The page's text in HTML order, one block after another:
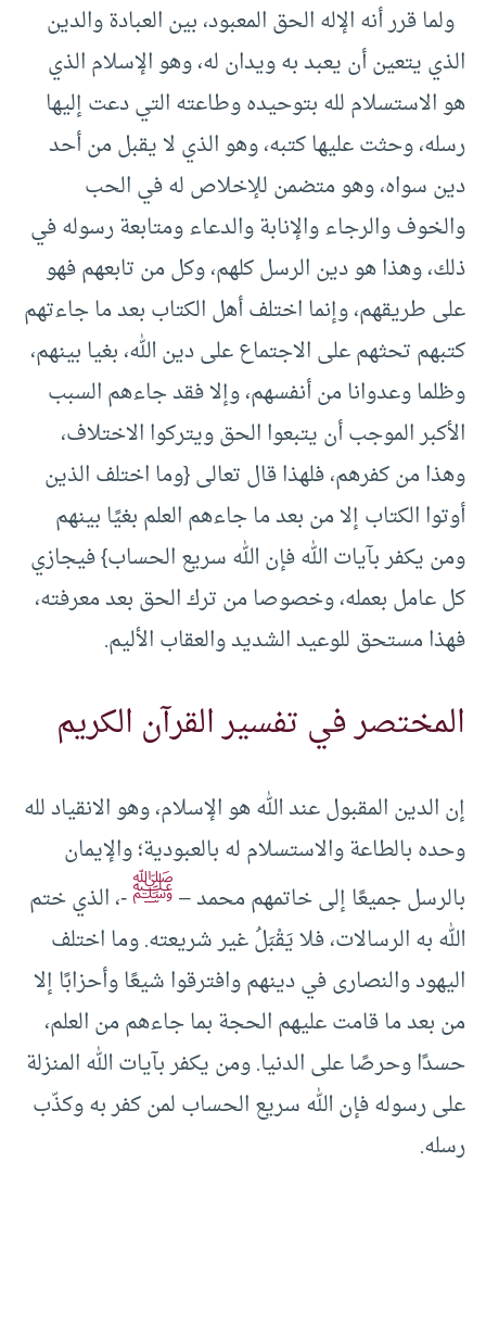
ولما قرر أنه الإله الحق المعبود، بين العبادة والدين
الذي يتعين أن يعبد به ويدان له، وهو الإسلام الذي
هو الاستسلام لله بتوحيده وطاعته التي دعت إليها
رسله، وحثت عليها كتبه، وهو الذي لا يقبل من أحد
دين سواه، وهو متضمن للإخلاص له في الحب
والخوف والرجاء والإنابة والدعاء ومتابعة رسوله في
ذلك، وهذا هو دين الرسل كلهم، وكل من تابعهم فهو
على طريقهم، وإنما اختلف أهل الكتاب بعد ما جاءتهم
كتبهم تحثهم على الاجتماع على دين الله، بغيا بينهم،
وظلما وعدوانا من أنفسهم، وإلا فقد جاءهم السبب
الأكبر الموجب أن يتبعوا الحق ويتركوا الاختلاف،
وهذا من كفرهم، فلهذا قال تعالى {وما اختلف الذين
أوتوا الكتاب إلا من بعد ما جاءهم العلم بغيًا بينهم
ومن يكفر بآيات الله فإن الله سريع الحساب} فيجازي
كل عامل بعمله، وخصوصا من ترك الحق بعد معرفته،
فهذا مستحق للوعيد الشديد والعقاب الأليم.
المختصر في تفسير القرآن الكريم
إن الدين المقبول عند الله هو الإسلام، وهو الانقياد لله
وحده بالطاعة والاستسلام له بالعبودية؛ والإيمان
بالرسل جميعًا إلى خاتمهم محمد –ﷺ-، الذي ختم
الله به الرسالات، فلا يَقْبَلُ غير شريعته. وما اختلف
اليهود والنصارى في دينهم وافترقوا شيعًا وأحزابًا إلا
من بعد ما قامت عليهم الحجة بما جاءهم من العلم،
حسدًا وحرصًا على الدنيا. ومن يكفر بآيات الله المنزلة
على رسوله فإن الله سريع الحساب لمن كفر به وكذّب
رسله.